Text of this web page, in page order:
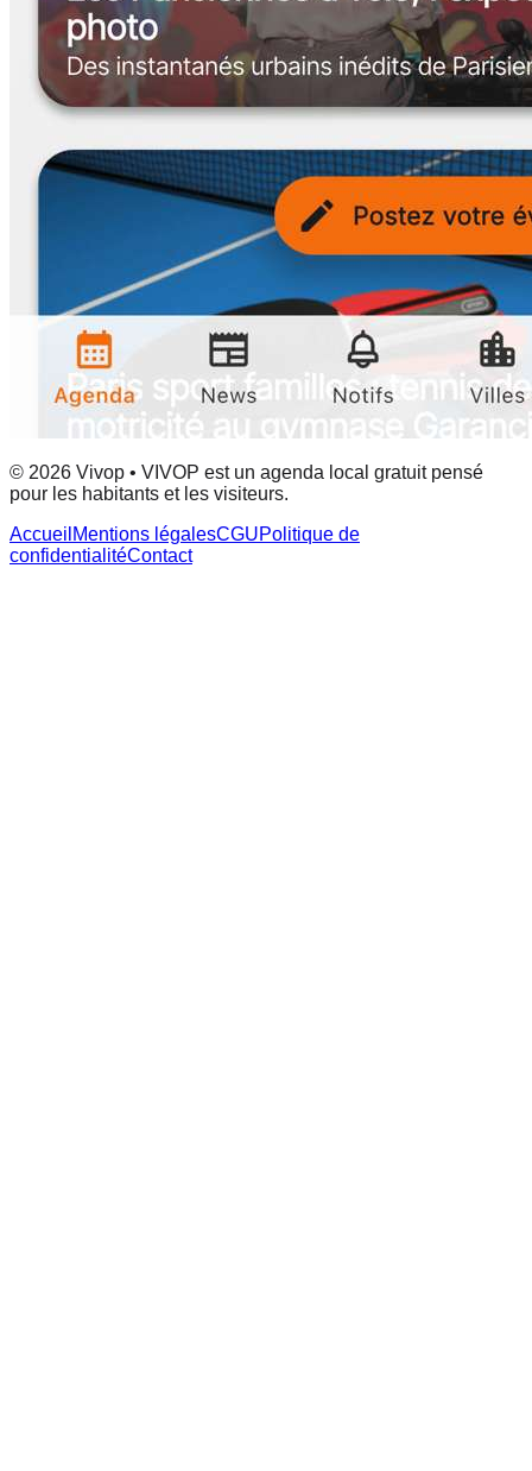
© 2026 Vivop • VIVOP est un agenda local gratuit pensé
pour les habitants et les visiteurs.
Accueil Mentions légalesCGUPolitique de
confidentialitéContact